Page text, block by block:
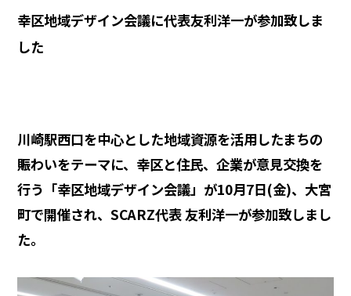
幸区地域デザイン会議に代表友利洋一が参加致しま
した
川崎駅西口を中心とした地域資源を活用したまちの
賑わいをテーマに、幸区と住民、企業が意見交換を
行う「幸区地域デザイン会議」が10月7日(金)、大宮
町で開催され、SCARZ代表 友利洋一が参加致しまし
た。